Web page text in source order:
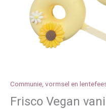
Communie, vormsel en
Frisco Vegan